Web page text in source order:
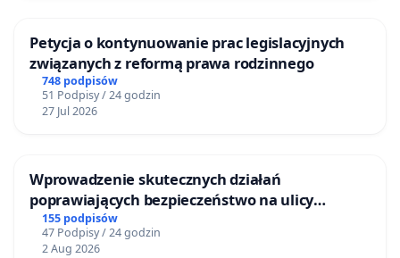
Petycja o kontynuowanie prac legislacyjnych
związanych z reformą prawa rodzinnego
748 podpisów
51 Podpisy / 24 godzin
27 Jul 2026
Wprowadzenie skutecznych działań
poprawiających bezpieczeństwo na ulicy
Żeromskiego w Otwocku
155 podpisów
47 Podpisy / 24 godzin
2 Aug 2026